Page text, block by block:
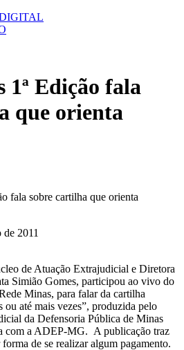
Edição fala
que orienta
fala sobre cartilha que orienta
de 2011
de Atuação Extrajudicial e Diretora
Simião Gomes, participou ao vivo do
Minas, para falar da cartilha
ou até mais vezes”, produzida pelo
da Defensoria Pública de Minas
com a ADEP-MG. A publicação traz
de se realizar algum pagamento.